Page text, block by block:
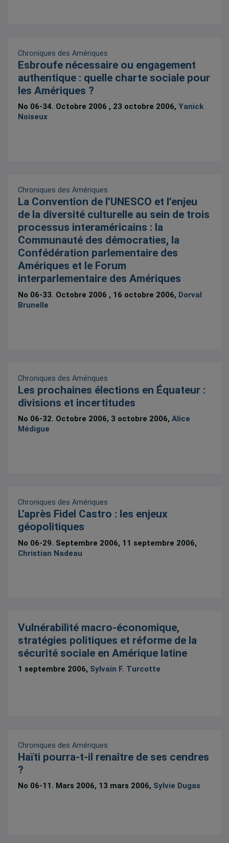
Chroniques des Amériques
Esbroufe nécessaire ou engagement
authentique : quelle charte sociale pour
les Amériques ?
No 06-34. Octobre 2006 , 23 octobre 2006,Yanick
Noiseux
Chroniques des Amériques
La Convention de l’UNESCO et l’enjeu
de la diversité culturelle au sein de trois
processus interaméricains : la
Communauté des démocraties, la
Confédération parlementaire des
Amériques et le Forum
interparlementaire des Amériques
No 06-33. Octobre 2006 , 16 octobre 2006, Dorval
Brunelle
Chroniques des Amériques
Les prochaines élections en Équateur :
divisions et incertitudes
No 06-32. Octobre 2006, 3 octobre 2006,Alice
Médigue
Chroniques des Amériques
L’après Fidel Castro : les enjeux
géopolitiques
No 06-29. Septembre 2006, 11 septembre 2006,
Christian Nadeau
Vulnérabilité macro-économique,
stratégies politiques et réforme de la
sécurité sociale en Amérique latine
1 septembre 2006, Sylvain F. Turcotte
Chroniques des Amériques
Haïti pourra-t-il renaître de ses cendres
?
No 06-11. Mars 2006, 13 mars 2006, Sylvie Dugas